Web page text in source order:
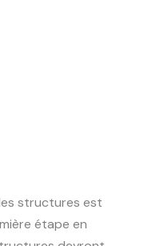
structures est
étape en